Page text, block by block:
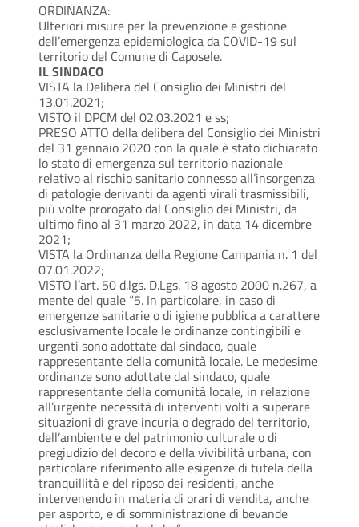
ORDINANZA:
Ulteriori misure per la prevenzione e gestione
dell’emergenza epidemiologica da COVID-19 sul
territorio del Comune di Caposele.
IL SINDACO
VISTA la Delibera del Consiglio dei Ministri del
13.01.2021;
VISTO il DPCM del 02.03.2021 e ss;
PRESO ATTO della delibera del Consiglio dei Ministri
del 31 gennaio 2020 con la quale è stato dichiarato
lo stato di emergenza sul territorio nazionale
relativo al rischio sanitario connesso all’insorgenza
di patologie derivanti da agenti virali trasmissibili,
più volte prorogato dal Consiglio dei Ministri, da
ultimo fino al 31 marzo 2022, in data 14 dicembre
2021;
VISTA la Ordinanza della Regione Campania n. 1 del
07.01.2022;
VISTO l’art. 50 d.lgs. D.Lgs. 18 agosto 2000 n.267, a
mente del quale “5. In particolare, in caso di
emergenze sanitarie o di igiene pubblica a carattere
esclusivamente locale le ordinanze contingibili e
urgenti sono adottate dal sindaco, quale
rappresentante della comunità locale. Le medesime
ordinanze sono adottate dal sindaco, quale
rappresentante della comunità locale, in relazione
all’urgente necessità di interventi volti a superare
situazioni di grave incuria o degrado del territorio,
dell’ambiente e del patrimonio culturale o di
pregiudizio del decoro e della vivibilità urbana, con
particolare riferimento alle esigenze di tutela della
tranquillità e del riposo dei residenti, anche
intervenendo in materia di orari di vendita, anche
per asporto, e di somministrazione di bevande